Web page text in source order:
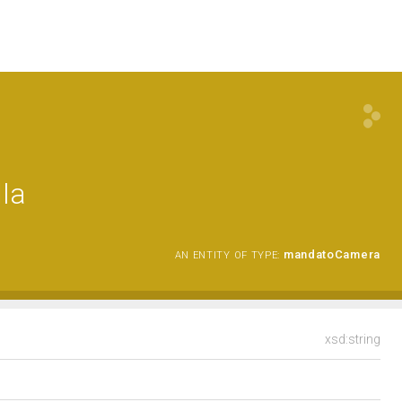
AN ENTITY OF TYPE: mandatoCamera
xsd:string